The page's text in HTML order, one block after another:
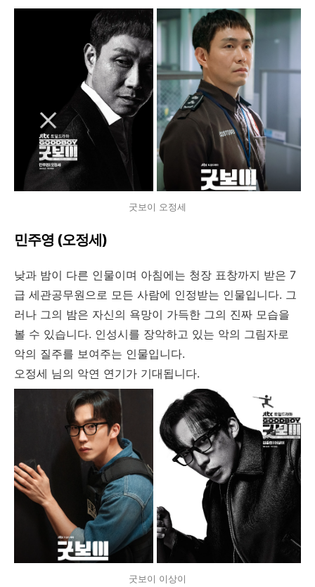
굿보이 오정세
민주영 (오정세)
낮과 밤이 다른 인물이며 아침에는 청장 표창까지 받은 7
급 세관공무원으로 모든 사람에 인정받는 인물입니다. 그
러나 그의 밤은 자신의 욕망이 가득한 그의 진짜 모습을
볼 수 있습니다. 인성시를 장악하고 있는 악의 그림자로
악의 질주를 보여주는 인물입니다.
오정세 님의 악연 연기가 기대됩니다.
굿보이 이상이